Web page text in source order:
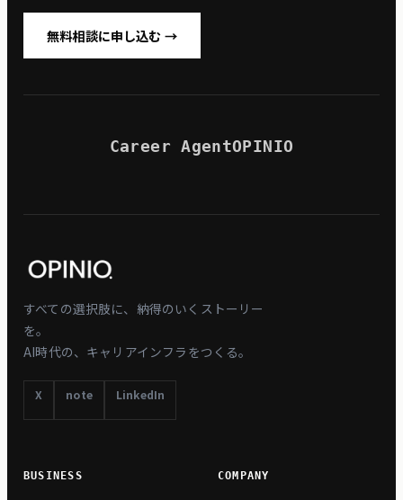
無料相談に申し込む →
Career AgentOPINIO
すべての選択肢に、納得のいくストーリー
を。
AI時代の、キャリアインフラをつくる。
X note LinkedIn
BUSINESS COMPANY